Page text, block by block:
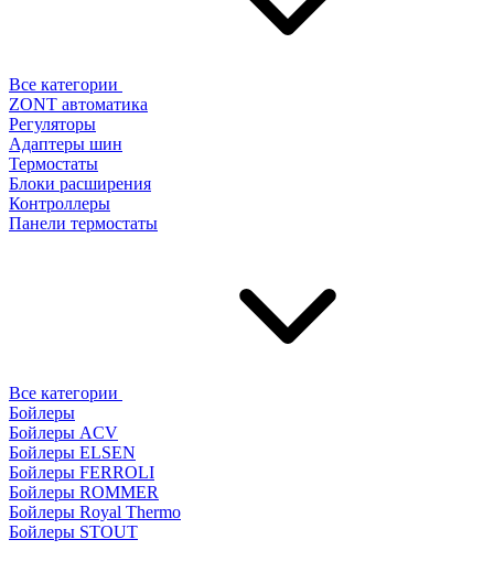
Все категории
ZONT автоматика
Регуляторы
Адаптеры шин
Термостаты
Блоки расширения
Контроллеры
Панели термостаты
Все категории
Бойлеры
Бойлеры ACV
Бойлеры ELSEN
Бойлеры FERROLI
Бойлеры ROMMER
Бойлеры Royal Thermo
Бойлеры STOUT